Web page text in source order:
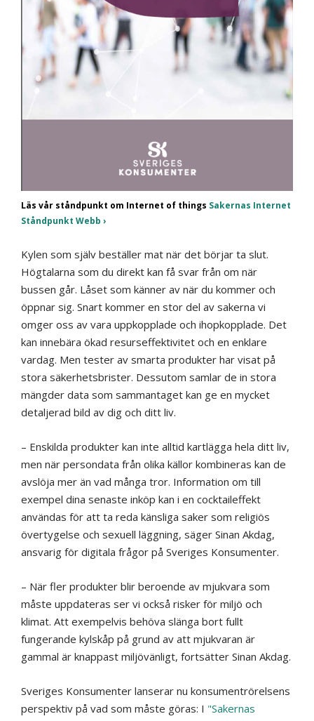
Läs vår ståndpunkt om Internet of things Sakernas Internet
Ståndpunkt Webb
Kylen som själv beställer mat när det börjar ta slut.
Högtalarna som du direkt kan få svar från om när
bussen går. Låset som känner av när du kommer och
öppnar sig. Snart kommer en stor del av sakerna vi
omger oss av vara uppkopplade och ihopkopplade. Det
kan innebära ökad resurseffektivitet och en enklare
vardag. Men tester av smarta produkter har visat på
stora säkerhetsbrister. Dessutom samlar de in stora
mängder data som sammantaget kan ge en mycket
detaljerad bild av dig och ditt liv.
– Enskilda produkter kan inte alltid kartlägga hela ditt liv,
men när persondata från olika källor kombineras kan de
avslöja mer än vad många tror. Information om till
exempel dina senaste inköp kan i en cocktaileffekt
användas för att ta reda känsliga saker som religiös
övertygelse och sexuell läggning, säger Sinan Akdag,
ansvarig för digitala frågor på Sveriges Konsumenter.
– När fler produkter blir beroende av mjukvara som
måste uppdateras ser vi också risker för miljö och
klimat. Att exempelvis behöva slänga bort fullt
fungerande kylskåp på grund av att mjukvaran är
gammal är knappast miljövänligt, fortsätter Sinan Akdag.
Sveriges Konsumenter lanserar nu konsumentrörelsens
perspektiv på vad som måste göras: I "Sakernas